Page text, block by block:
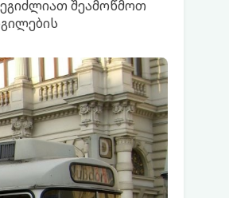
შეამოწმოთ